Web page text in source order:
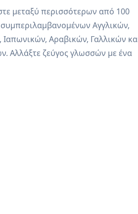
μεταξύ περισσότερων από 100
Αγγλικών,
Ιαπωνικών, Αραβικών, Γαλλικών
Αλλάξτε ζεύγος γλωσσών με ένα